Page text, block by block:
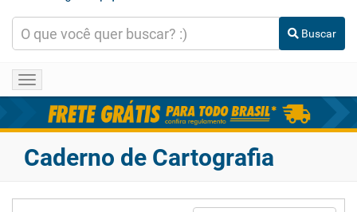
Buscar
Toggle
navigation
Caderno de Cartografia